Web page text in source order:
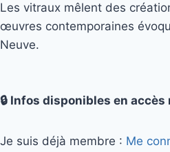
Les vitraux mêlent des
œuvres contemporaines
Neuve.
🔒 Infos disponibles en
Je suis déjà membre : Me